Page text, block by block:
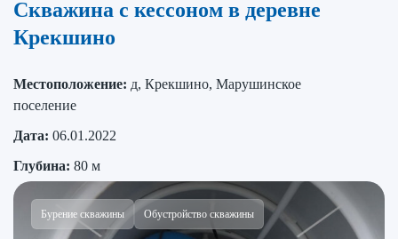
Скважина с кессоном в деревне
Крекшино
Местоположение: д, Крекшино, Марушинское
поселение
Дата: 06.01.2022
Глубина: 80 м
Бурение скважины Обустройство скважины